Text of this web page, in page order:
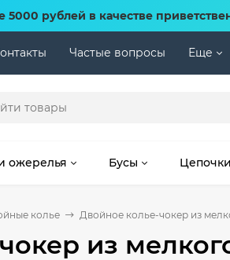
5000 рублей в качестве
Частые вопросы Еще
ожерелья Бусы Цепочки
колье Двойное колье-чокер из
из